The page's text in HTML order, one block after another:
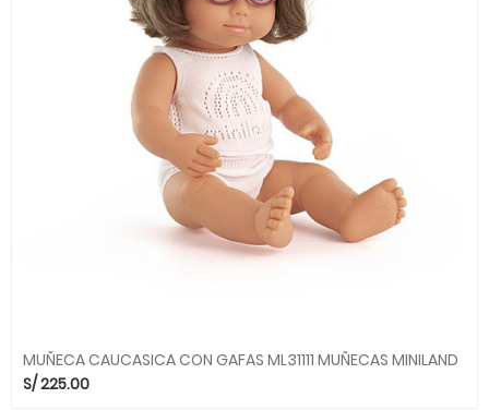
MUÑECA CAUCASICA CON GAFAS ML31111 MUÑECAS MINILAND
S/225.00